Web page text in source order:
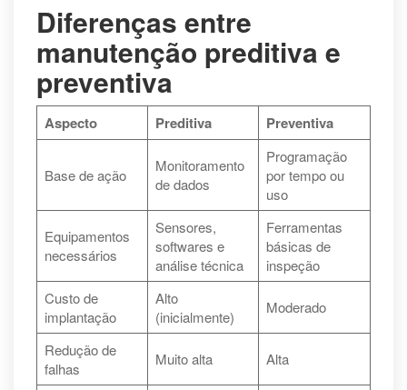
Diferenças entre
manutenção preditiva e
preventiva
Aspecto Preditiva Preventiva
Base de ação
Monitoramento
de dados
Programação
por tempo ou
uso
Equipamentos
necessários
Sensores,
softwares e
análise técnica
Ferramentas
básicas de
inspeção
Custo de
implantação
Alto
(inicialmente)
Moderado
Redução de
falhas
Muito alta Alta